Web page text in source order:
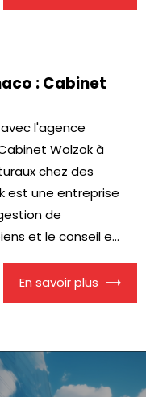
: Cabinet
l'agence
Wolzok à
chez des
est une entreprise
de
et le conseil e...
En savoir plus